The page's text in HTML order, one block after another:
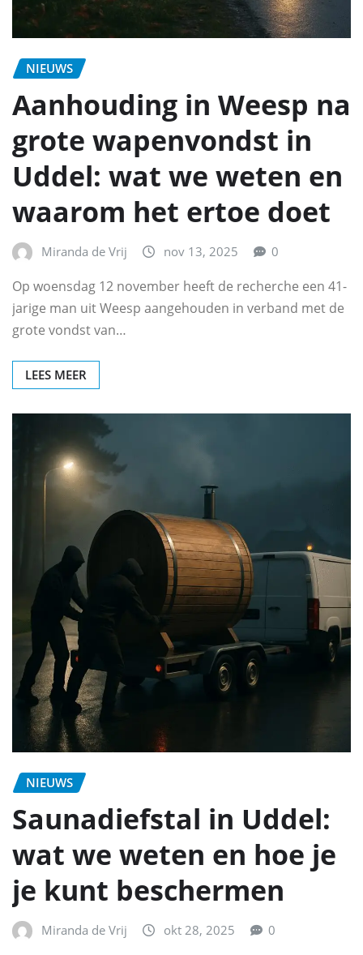
NIEUWS
Aanhouding in Weesp na
grote wapenvondst in
Uddel: wat we weten en
waarom het ertoe doet
Miranda de Vrij nov 13, 2025 0
Op woensdag 12 november heeft de recherche een 41-
jarige man uit Weesp aangehouden in verband met de
grote vondst van…
LEES MEER
NIEUWS
Saunadiefstal in Uddel:
wat we weten en hoe je
je kunt beschermen
Miranda de Vrij okt 28, 2025 0